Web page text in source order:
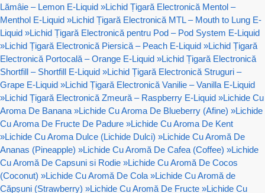
Lămâie – Lemon E-Liquid »Lichid Țigară Electronică Mentol –
Menthol E-Liquid »Lichid Țigară Electronică MTL – Mouth to Lung E-
Liquid »Lichid Țigară Electronică pentru Pod – Pod System E-Liquid
»Lichid Țigară Electronică Piersică – Peach E-Liquid »Lichid Țigară
Electronică Portocală – Orange E-Liquid »Lichid Țigară Electronică
Shortfill – Shortfill E-Liquid »Lichid Țigară Electronică Struguri –
Grape E-Liquid »Lichid Țigară Electronică Vanilie – Vanilla E-Liquid
»Lichid Țigară Electronică Zmeură – Raspberry E-Liquid »Lichide Cu
Aroma De Banana »Lichide Cu Aroma De Blueberry (Afine) »Lichide
Cu Aroma De Fructe De Padure »Lichide Cu Aroma De Kent
»Lichide Cu Aroma Dulce (Lichide Dulci) »Lichide Cu Aromă De
Ananas (Pineapple) »Lichide Cu Aromă De Cafea (Coffee) »Lichide
Cu Aromă De Capsuni si Rodie »Lichide Cu Aromă De Cocos
(Coconut) »Lichide Cu Aromă De Cola »Lichide Cu Aromă de
Căpșuni (Strawberry) »Lichide Cu Aromă De Fructe »Lichide Cu